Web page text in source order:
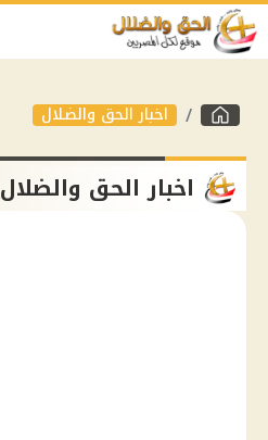
اخبار الحق والضلال
اخبار الحق والضلال